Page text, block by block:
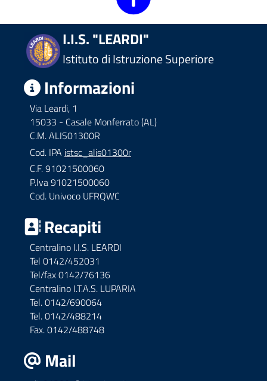
I.I.S. "LEARDI"
Istituto di Istruzione Superiore
Informazioni
Via Leardi, 1
15033 - Casale Monferrato (AL)
C.M. ALIS01300R
Cod. IPA istsc_alis01300r
C.F. 91021500060
P.Iva 91021500060
Cod. Univoco UFRQWC
Recapiti
Centralino I.I.S. LEARDI
Tel 0142/452031
Tel/fax 0142/76136
Centralino I.T.A.S. LUPARIA
Tel. 0142/690064
Tel. 0142/488214
Fax. 0142/488748
Mail